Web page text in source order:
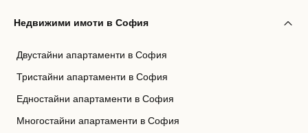
Недвижими имоти в София
Двустайни апартаменти в София
Тристайни апартаменти в София
Едностайни апартаменти в София
Многостайни апартаменти в София